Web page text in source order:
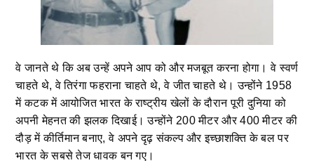
वे जानते थे कि अब उन्हें अपने आप को और मजबूत करना होगा। वे स्वर्ण
चाहते थे, वे तिरंगा फहराना चाहते थे, वे जीत चाहते थे। उन्होंने 1958
में कटक में आयोजित भारत के राष्ट्रीय खेलों के दौरान पूरी दुनिया को
अपनी मेहनत की झलक दिखाई। उन्होंने 200 मीटर और 400 मीटर की
दौड़ में कीर्तिमान बनाए, वे अपने दृढ़ संकल्प और इच्छाशक्ति के बल पर
भारत के सबसे तेज धावक बन गए।